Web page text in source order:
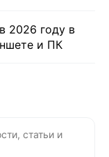
2026 году в
и ПК
статьи и